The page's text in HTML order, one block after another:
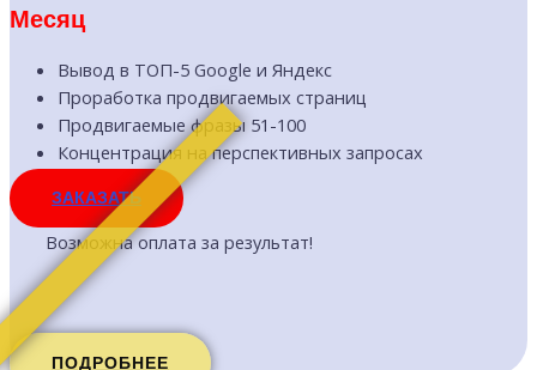
Месяц
Вывод в ТОП-5 Google и Яндекс
Проработка продвигаемых страниц
Продвигаемые фразы 51-100
Концентрация на перспективных запросах
ЗАКАЗАТЬ
Возможна оплата за результат!
ПОДРОБНЕЕ